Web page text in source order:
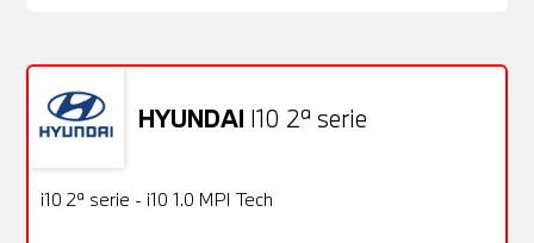
HYUNDAI I10 2ª serie
OFFERTA
Usato
i10 2ª serie - i10 1.0 MPI Tech